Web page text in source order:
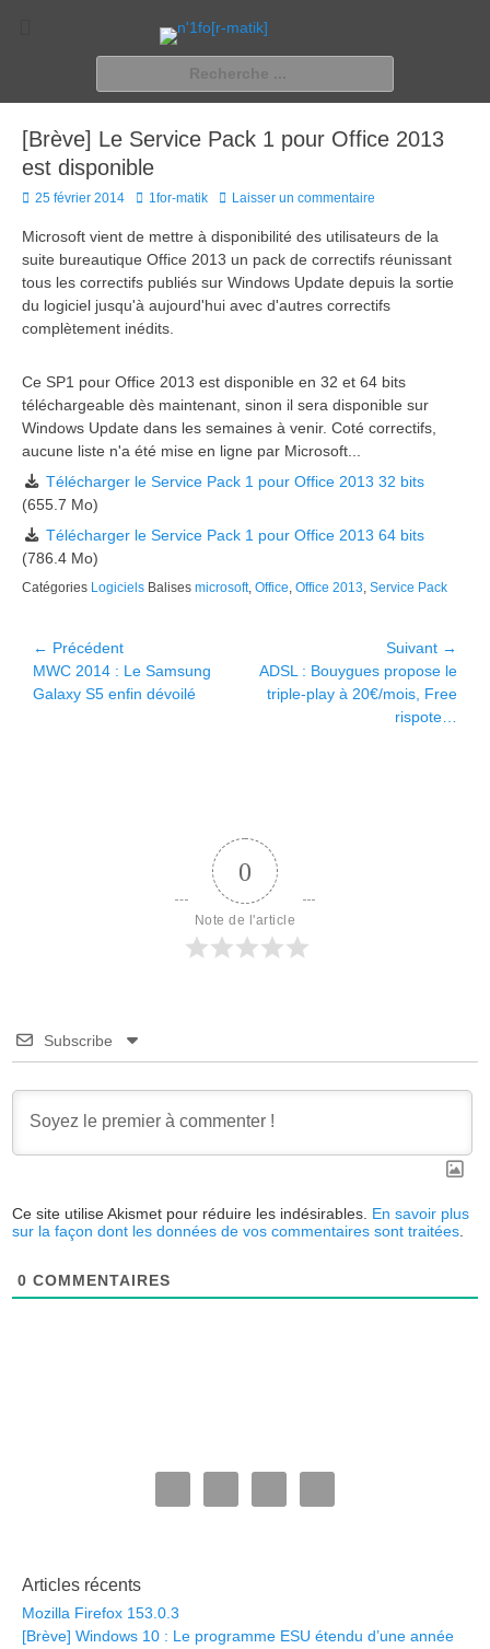
n'1fo[r-matik]
Pour les nymphos d'infos en info…
[Brève] Le Service Pack 1 pour Office 2013
est disponible
Posted
25 février 2014 Author
1for-matik Laisser un commentaire
Microsoft vient de mettre à disponibilité des utilisateurs de la
suite bureautique Office 2013 un pack de correctifs réunissant
tous les correctifs publiés sur Windows Update depuis la sortie
du logiciel jusqu'à aujourd'hui avec d'autres correctifs
complètement inédits.
Ce SP1 pour Office 2013 est disponible en 32 et 64 bits
téléchargeable dès maintenant, sinon il sera disponible sur
Windows Update dans les semaines à venir. Coté correctifs,
aucune liste n'a été mise en ligne par Microsoft...
Télécharger le Service Pack 1 pour Office 2013 32 bits
(655.7 Mo)
Télécharger le Service Pack 1 pour Office 2013 64 bits
(786.4 Mo)
Catégories Logiciels Balises microsoft, Office, Office 2013, Service Pack
Navigation
de
l’article
← Précédent
Article
précédent :
MWC 2014 : Le Samsung
Galaxy S5 enfin dévoilé
Suivant →
Article
suivant :
ADSL : Bouygues propose le
triple-play à 20€/mois, Free
rispote…
0
Note de l'article
Subscribe
Ce site utilise Akismet pour réduire les indésirables. En savoir plus
sur la façon dont les données de vos commentaires sont traitées
0 COMMENTAIRES
Articles récents
Mozilla Firefox 153.0.3
[Brève] Windows 10 : Le programme ESU étendu d’une année